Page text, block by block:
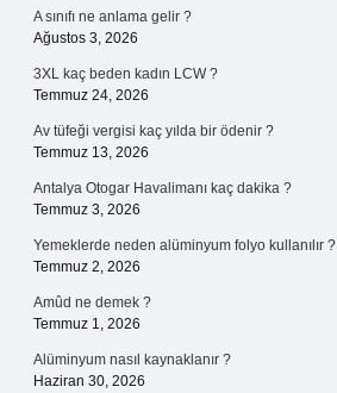
A sınıfı ne anlama gelir ?
Ağustos 3, 2026
3XL kaç beden kadın LCW ?
Temmuz 24, 2026
Av tüfeği vergisi kaç yılda bir ödenir ?
Temmuz 13, 2026
Antalya Otogar Havalimanı kaç dakika ?
Temmuz 3, 2026
Yemeklerde neden alüminyum folyo kullanılır ?
Temmuz 2, 2026
Amûd ne demek ?
Temmuz 1, 2026
Alüminyum nasıl kaynaklanır ?
Haziran 30, 2026